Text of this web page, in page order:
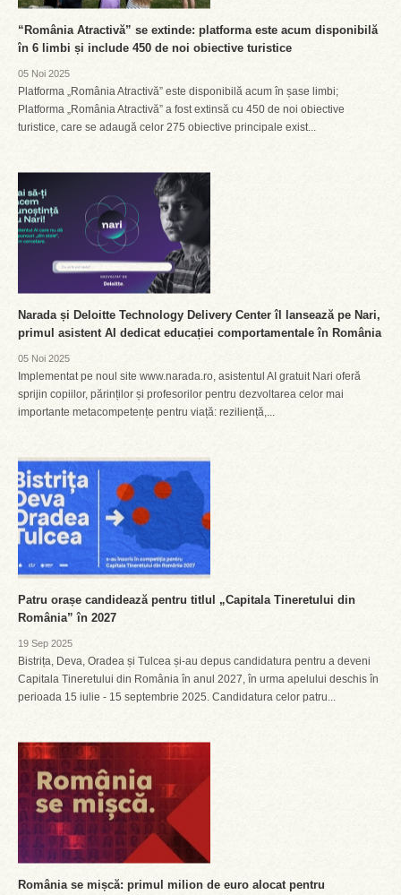
“România Atractivă” se extinde: platforma este acum disponibilă
în 6 limbi și include 450 de noi obiective turistice
05 Noi 2025
Platforma „România Atractivă” este disponibilă acum în șase limbi;
Platforma „România Atractivă” a fost extinsă cu 450 de noi obiective
turistice, care se adaugă celor 275 obiective principale exist...
Narada și Deloitte Technology Delivery Center îl lansează pe Nari,
primul asistent AI dedicat educației comportamentale în România
05 Noi 2025
Implementat pe noul site www.narada.ro, asistentul AI gratuit Nari oferă
sprijin copiilor, părinților și profesorilor pentru dezvoltarea celor mai
importante metacompetențe pentru viață: reziliență,...
Patru orașe candidează pentru titlul „Capitala Tineretului din
România” în 2027
19 Sep 2025
Bistrița, Deva, Oradea și Tulcea și-au depus candidatura pentru a deveni
Capitala Tineretului din România în anul 2027, în urma apelului deschis în
perioada 15 iulie - 15 septembrie 2025. Candidatura celor patru...
România se mișcă: primul milion de euro alocat pentru